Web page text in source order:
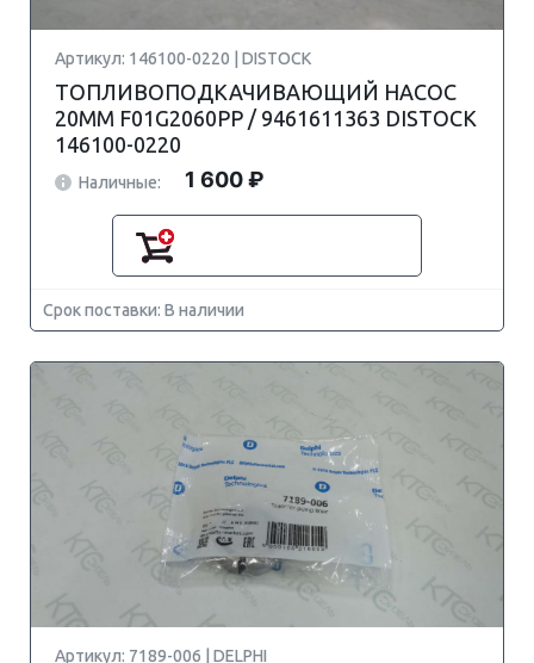
Артикул: 146100-0220 | DISTOCK
ТОПЛИВОПОДКАЧИВАЮЩИЙ НАСОС
20MM F01G2060PP / 9461611363 DISTOCK
146100-0220
Наличные: 1 600 ₽
Срок поставки: В наличии
Артикул: 7189-006 | DELPHI